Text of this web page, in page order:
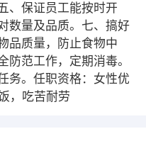
、保证员工能按时开
数量及品质。七、搞好
品质量，防止食物中
防范工作，定期消毒。
务。任职资格：女性优
，吃苦耐劳